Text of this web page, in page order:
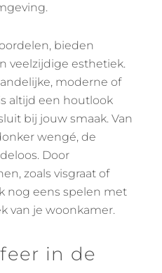
bieden
veelzijdige esthetiek.
moderne of
altijd een houtlook
bij jouw smaak. Van
wengé, de
Door
zoals visgraat of
nog eens spelen met
van je woonkamer.
in de